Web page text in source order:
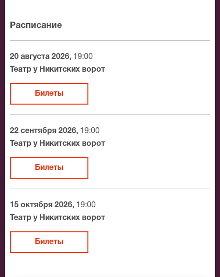
Расписание
20 августа 2026, 19:00
Театр у Никитских ворот
Билеты
22 сентября 2026, 19:00
Театр у Никитских ворот
Билеты
15 октября 2026, 19:00
Театр у Никитских ворот
Билеты